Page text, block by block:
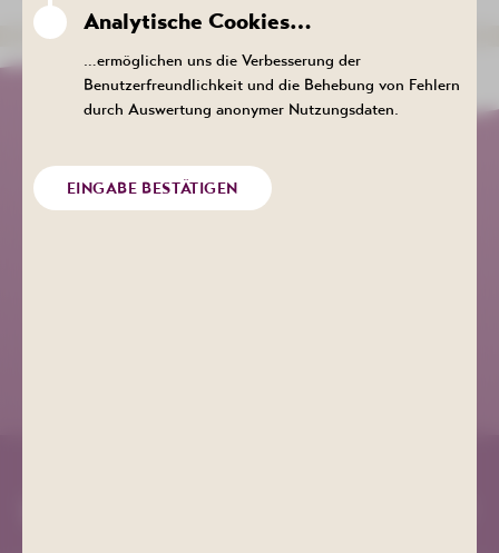
+49 (0) 3771 21 55 00
Analytische Cookies…
…ermöglichen uns die Verbesserung der
Benutzerfreundlichkeit und die Behebung von Fehlern
durch Auswertung anonymer Nutzungsdaten.
EINGABE BESTÄTIGEN